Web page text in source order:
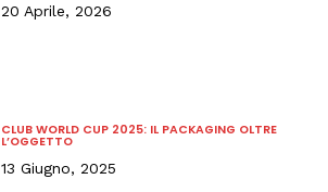
20 Aprile, 2026
CLUB WORLD CUP 2025: IL PACKAGING OLTRE
L’OGGETTO
13 Giugno, 2025